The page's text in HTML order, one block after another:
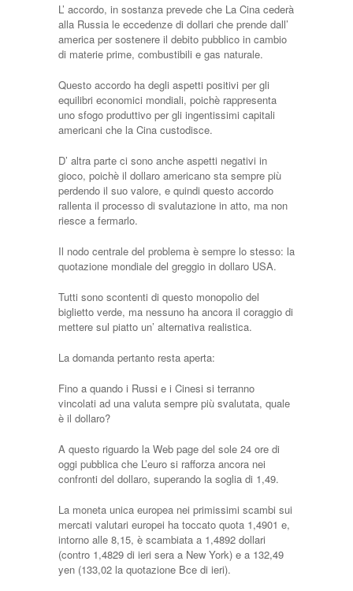
L’ accordo, in sostanza prevede che La Cina cederà
alla Russia le eccedenze di dollari che prende dall’
america per sostenere il debito pubblico in cambio
di materie prime, combustibili e gas naturale.
Questo accordo ha degli aspetti positivi per gli
equilibri economici mondiali, poichè rappresenta
uno sfogo produttivo per gli ingentissimi capitali
americani che la Cina custodisce.
D’ altra parte ci sono anche aspetti negativi in
gioco, poichè il dollaro americano sta sempre più
perdendo il suo valore, e quindi questo accordo
rallenta il processo di svalutazione in atto, ma non
riesce a fermarlo.
Il nodo centrale del problema è sempre lo stesso: la
quotazione mondiale del greggio in dollaro USA.
Tutti sono scontenti di questo monopolio del
biglietto verde, ma nessuno ha ancora il coraggio di
mettere sul piatto un’ alternativa realistica.
La domanda pertanto resta aperta:
Fino a quando i Russi e i Cinesi si terranno
vincolati ad una valuta sempre più svalutata, quale
è il dollaro?
A questo riguardo la Web page del sole 24 ore di
oggi pubblica che L’euro si rafforza ancora nei
confronti del dollaro, superando la soglia di 1,49.
La moneta unica europea nei primissimi scambi sui
mercati valutari europei ha toccato quota 1,4901 e,
intorno alle 8,15, è scambiata a 1,4892 dollari
(contro 1,4829 di ieri sera a New York) e a 132,49
yen (133,02 la quotazione Bce di ieri).